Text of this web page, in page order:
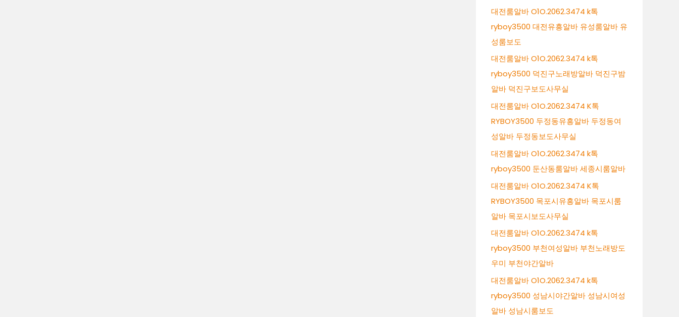
대전룸알바 O1O.2062.3474 k톡
ryboy3500 대전유흥알바 유성룸알바 유
성룸보도
대전룸알바 O1O.2062.3474 k톡
ryboy3500 덕진구노래방알바 덕진구밤
알바 덕진구보도사무실
대전룸알바 O1O.2062.3474 K톡
RYBOY3500 두정동유흥알바 두정동여
성알바 두정동보도사무실
대전룸알바 O1O.2062.3474 k톡
ryboy3500 둔산동룸알바 세종시룸알바
대전룸알바 O1O.2062.3474 K톡
RYBOY3500 목포시유흥알바 목포시룸
알바 목포시보도사무실
대전룸알바 O1O.2062.3474 k톡
ryboy3500 부천여성알바 부천노래방도
우미 부천야간알바
대전룸알바 O1O.2062.3474 k톡
ryboy3500 성남시야간알바 성남시여성
알바 성남시룸보도